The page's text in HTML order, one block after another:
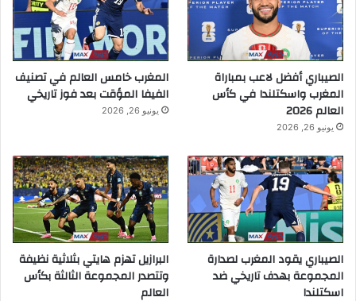
الصيباري أفضل لاعب بمباراة
المغرب واسكتلندا في كأس
العالم 2026
يونيو 26, 2026
المغرب خامس العالم في تصنيف
الفيفا المؤقت بعد فوز تاريخي
يونيو 26, 2026
الصيباري يقود المغرب لصدارة
المجموعة بهدف تاريخي ضد
اسكتلندا
البرازيل تهزم هايتي بثلاثية نظيفة
وتتصدر المجموعة الثالثة بكأس
العالم